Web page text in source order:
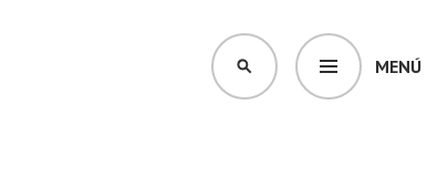
MENÚ
BUSCAR